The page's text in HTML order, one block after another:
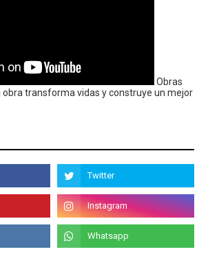
Obras
obra transforma vidas y construye un mejor